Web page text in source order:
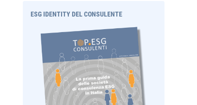
ESG IDENTITY DEL CONSULENTE